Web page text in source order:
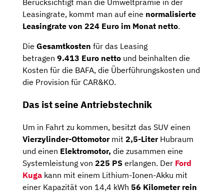
Berücksichtigt man die Umweltprämie in der
Leasingrate, kommt man auf eine normalisierte
Leasingrate von 224 Euro im Monat netto.
Die Gesamtkosten für das Leasing
betragen 9.413 Euro netto und beinhalten die
Kosten für die BAFA, die Überführungskosten und
die Provision für CAR&KO.
Das ist seine Antriebstechnik
Um in Fahrt zu kommen, besitzt das SUV einen
Vierzylinder-Ottomotormit 2,5-LiterHubraum
und einen Elektromotor, die zusammen eine
Systemleistung von 225 PS erlangen. Der Ford
Kuga kann mit einem Lithium-Ionen-Akku mit
einer Kapazität von 14,4 kWh 56 Kilometer rein